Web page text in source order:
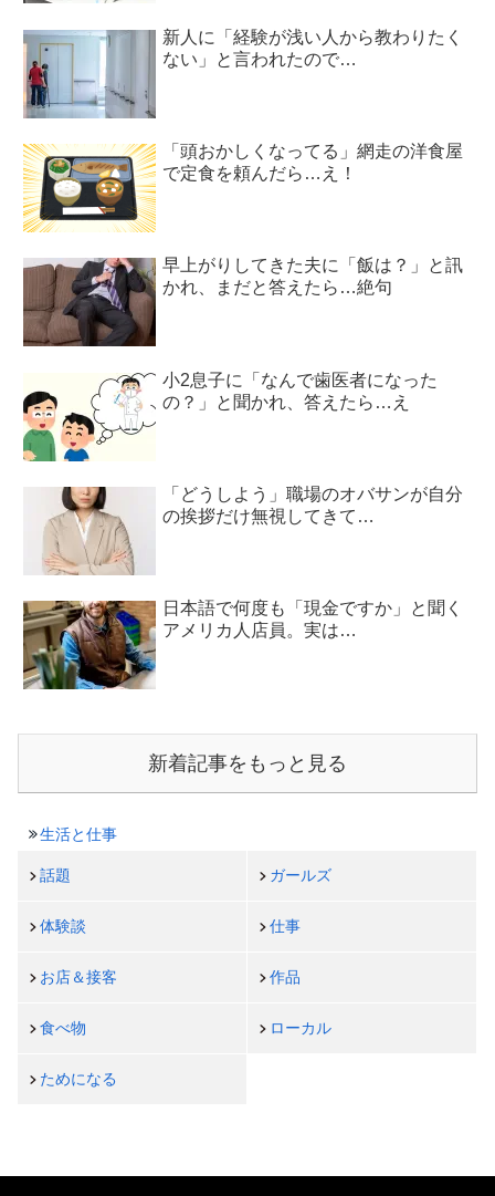
新人に「経験が浅い人から教わりたく
ない」と言われたので…
「頭おかしくなってる」網走の洋食屋
で定食を頼んだら…え！
早上がりしてきた夫に「飯は？」と訊
かれ、まだと答えたら…絶句
小2息子に「なんで歯医者になった
の？」と聞かれ、答えたら…え
「どうしよう」職場のオバサンが自分
の挨拶だけ無視してきて…
日本語で何度も「現金ですか」と聞く
アメリカ人店員。実は…
新着記事をもっと見る
生活と仕事
話題 ガールズ
体験談 仕事
お店＆接客 作品
食べ物 ローカル
ためになる